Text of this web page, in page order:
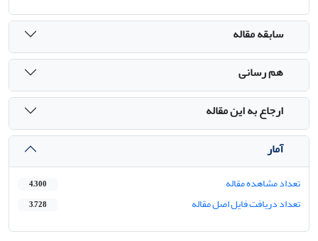
سابقه مقاله
هم رسانی
ارجاع به این مقاله
آمار
تعداد مشاهده مقاله 4,300
تعداد دریافت فایل اصل مقاله 3,728